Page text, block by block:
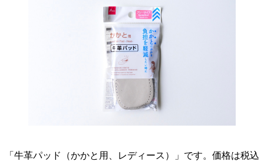
「牛革パッド（かかと用、レディース）」です。価格は税込